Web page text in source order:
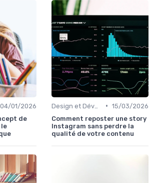
04/01/2026
de
• 15/03/2026
Comment reposter une story
Instagram sans perdre la
qualité de votre contenu